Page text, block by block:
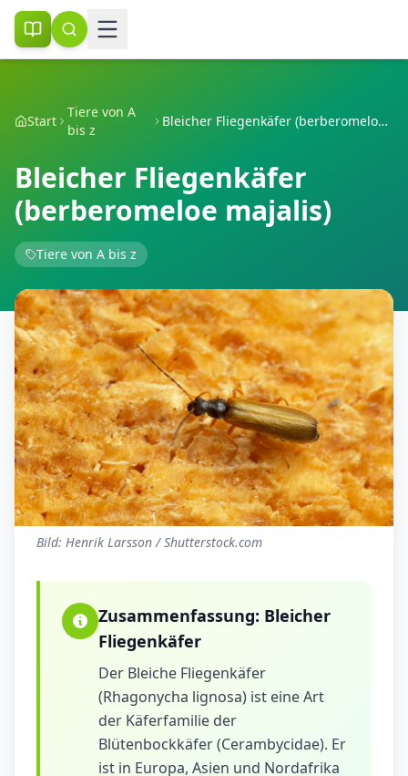
Start
Tiere von A
bis z
Bleicher Fliegenkäfer (berberomeloe majalis)
Bleicher Fliegenkäfer
(berberomeloe majalis)
Tiere von A bis z
Bild: Henrik Larsson / Shutterstock.com
Zusammenfassung: Bleicher
Fliegenkäfer
Der Bleiche Fliegenkäfer
(Rhagonycha lignosa) ist eine Art
der Käferfamilie der
Blütenbockkäfer (Cerambycidae). Er
ist in Europa, Asien und Nordafrika